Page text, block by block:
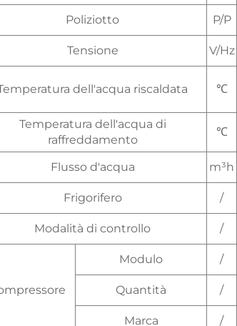
Poliziotto P/P
Tensione V/Hz
dell'acqua riscaldata ℃
Temperatura dell'acqua di
raffreddamento
℃
Flusso d'acqua m³h
Frigorifero /
Modalità di controllo /
Modulo /
Quantità /
Marca /